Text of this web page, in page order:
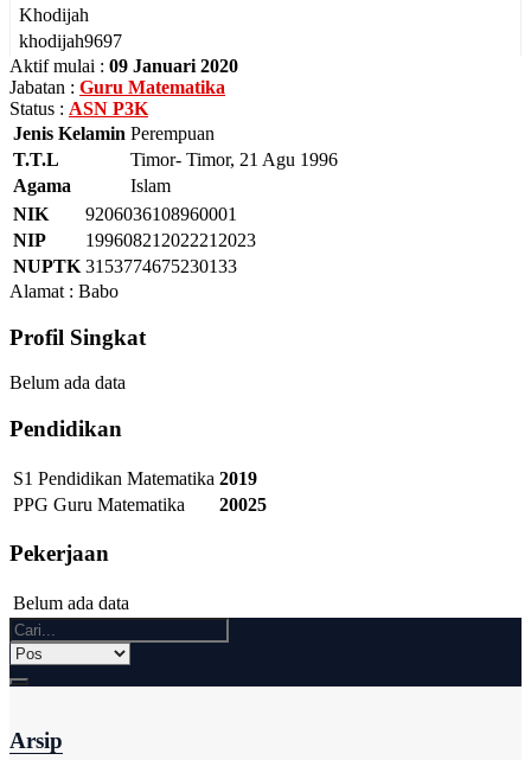
Khodijah
khodijah9697
Aktif mulai : 09 Januari 2020
Jabatan : Guru Matematika
Status : ASN P3K
Jenis Kelamin Perempuan
T.T.L
Timor- Timor, 21 Agu 1996
Agama
Islam
NIK
9206036108960001
NIP
199608212022212023
NUPTK 3153774675230133
Alamat : Babo
Profil Singkat
Belum ada data
Pendidikan
S1 Pendidikan Matematika 2019
PPG Guru Matematika
20025
Pekerjaan
Belum ada data
Arsip